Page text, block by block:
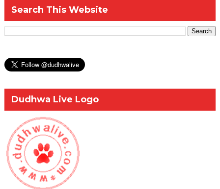
Search This Website
Dudhwa Live Logo